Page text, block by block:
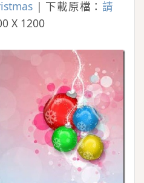
| 下載原檔： 請
X 1200